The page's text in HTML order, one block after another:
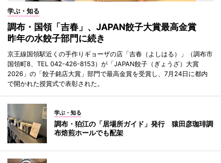
学ぶ・知る
調布・国領「吉春」、JAPAN餃子大賞最高金賞
昨年の水餃子部門に続き
京王線国領駅近くの手作りギョーザの店「吉春（よしはる）」（調布市
国領町8、TEL 042-426-8153）が「JAPAN餃子（ぎょうざ）大賞
2026」の「餃子銘店大賞」部門で最高金賞を受賞し、7月24日に都内
で開かれた授賞式で表彰された。
学ぶ・知る
調布・狛江の「居場所ガイド」発行 猿田彦珈琲調
布焙煎ホールでも配架